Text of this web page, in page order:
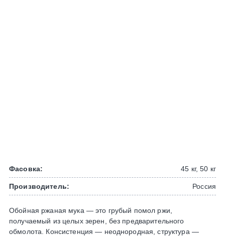
Фасовка: 45 кг, 50 кг
Производитель: Россия
Обойная ржаная мука — это грубый помол ржи,
получаемый из целых зерен, без предварительного
обмолота. Консистенция — неоднородная, структура —